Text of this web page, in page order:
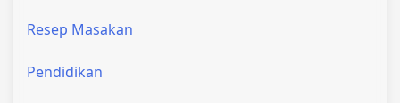
Resep Masakan
Pendidikan